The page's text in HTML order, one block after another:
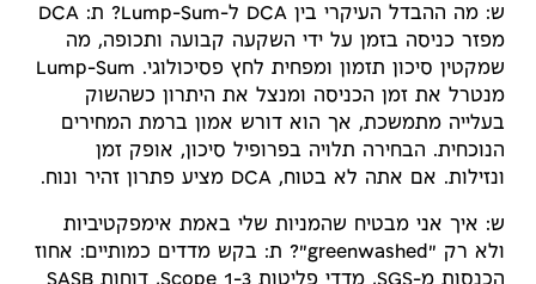
ש: מה ההבדל העיקרי בין DCA ל-Lump-Sum? ת: DCA
מפזר כניסה בזמן על ידי השקעה קבועה ותכופה, מה
שמקטין סיכון תזמון ומפחית לחץ פסיכולוגי. Lump-Sum
מנטרל את זמן הכניסה ומנצל את היתרון כשהשוק
בעלייה מתמשכת, אך הוא דורש אמון ברמת המחירים
הנוכחית. הבחירה תלויה בפרופיל סיכון, אופק זמן
ונזילות. אם אתה לא בטוח, DCA מציע פתרון זהיר ונוח.
ש: איך אני מבטיח שהמניות שלי באמת אימפקטיביות
ולא רק "greenwashed"? ת: בקש מדדים כמותיים: אחוז
הכנסות מ-SGS, מדדי פליטות Scope 1-3, דוחות SASB